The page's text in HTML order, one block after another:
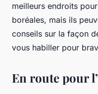
meilleurs endroits
boréales, mais ils
conseils sur la façon
vous habiller pour
En route pour